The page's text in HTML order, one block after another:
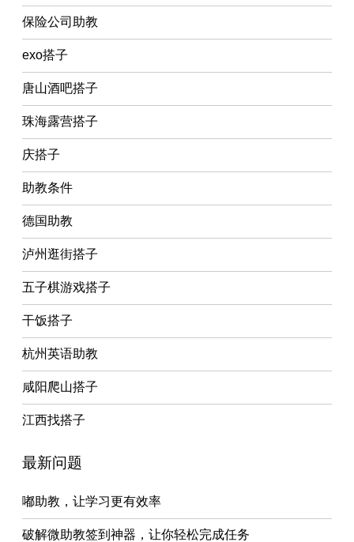
保险公司助教
exo搭子
唐山酒吧搭子
珠海露营搭子
庆搭子
助教条件
德国助教
泸州逛街搭子
五子棋游戏搭子
干饭搭子
杭州英语助教
咸阳爬山搭子
江西找搭子
最新问题
嘟助教，让学习更有效率
破解微助教签到神器，让你轻松完成任务